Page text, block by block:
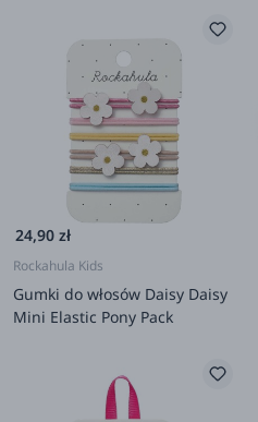
24,90 zł
Rockahula Kids
Gumki do włosów Daisy Daisy
Mini Elastic Pony Pack